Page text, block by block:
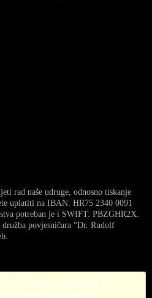
rad naše udruge, odnosno tiskanje
uplatiti na IBAN: HR75 2340 0091
potreban je i SWIFT: PBZGHR2X.
povjesničara “Dr. Rudolf